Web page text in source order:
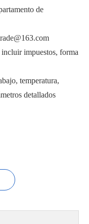
Válvula de bola con abrazadera de 3 piezas Q81F
de
impuestos, forma
temperatura,
detallados